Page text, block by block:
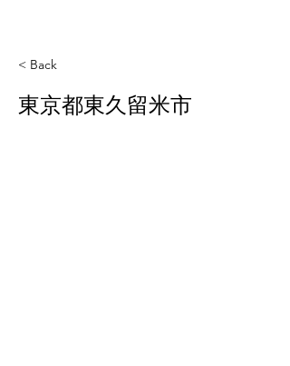
< Back
東京都東久留米市